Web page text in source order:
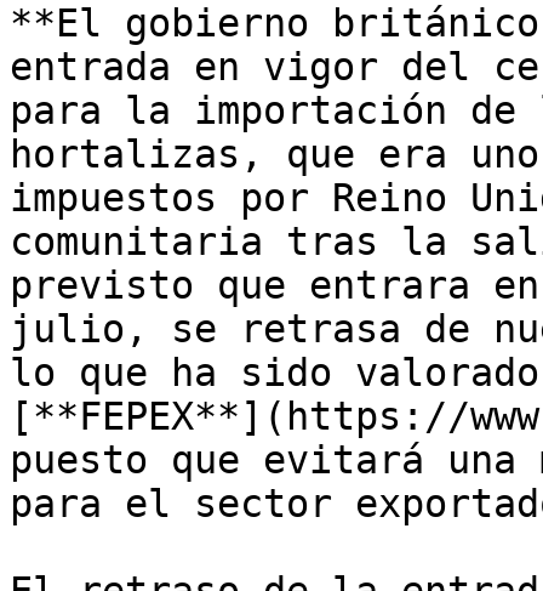
**El gobierno británico
entrada en vigor del
para la importación
hortalizas, que era
impuestos por Reino
comunitaria tras la
previsto que entrara
julio, se retrasa de
lo que ha sido
[**FEPEX**](https://
puesto que evitará una
para el sector